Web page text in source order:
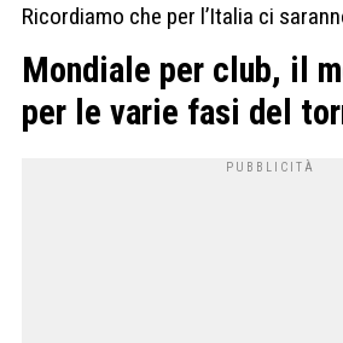
Ricordiamo che per l’Italia ci
Mondiale per club, il
per le varie fasi del